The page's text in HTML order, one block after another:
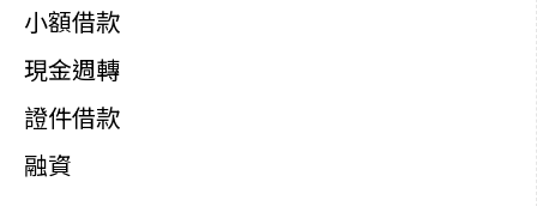
小額借款
現金週轉
證件借款
融資